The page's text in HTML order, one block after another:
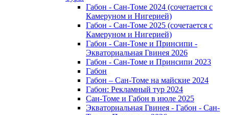
Габон - Сан-Томе 2024 (сочетается с
Камеруном и Нигерией)
Габон - Сан-Томе 2025 (сочетается с
Камеруном и Нигерией)
Габон - Сан-Томе и Принсипи -
Экваториальная Гвинея 2026
Габон - Сан-Томе и Принсипи 2023
Габон
Габон – Сан-Томе на майские 2024
Габон: Рекламный тур 2024
Сан-Томе и Габон в июле 2025
Экваториальная Гвинея - Габон - Сан-